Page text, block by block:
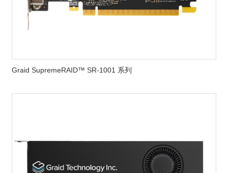
Graid SupremeRAID™ SR-1001 系列